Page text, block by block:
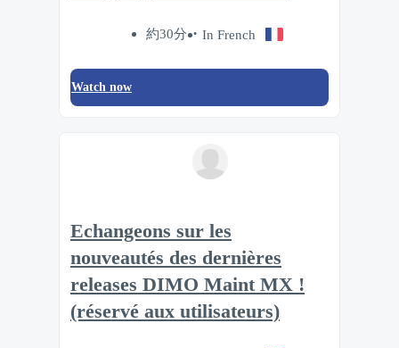
約30分 In French
Watch now
Echangeons sur les
nouveautés des dernières
releases DIMO Maint MX !
(réservé aux utilisateurs)